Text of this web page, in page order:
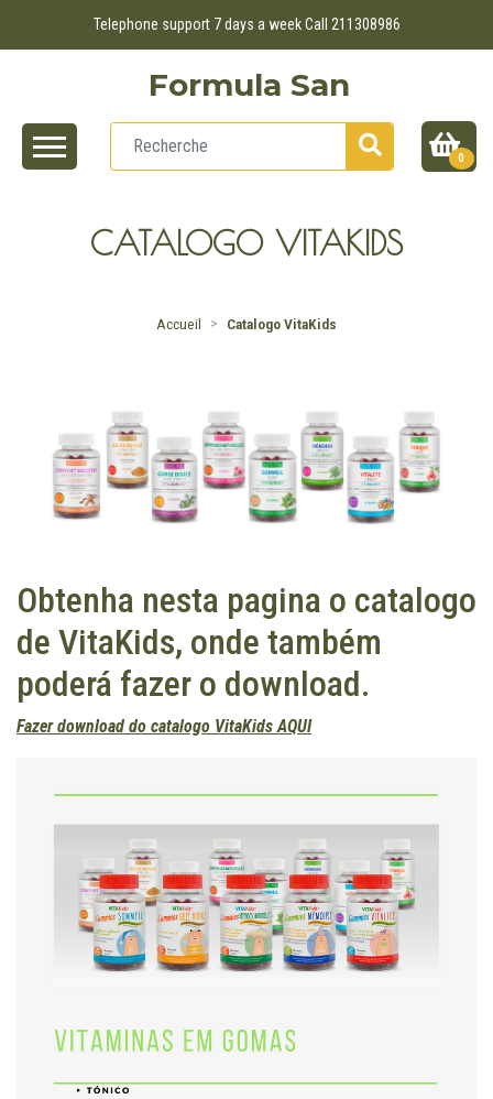
Telephone support 7 days a week Call 211308986
Formula San
0
CATALOGO VITAKIDS
Accueil Catalogo VitaKids
Obtenha nesta pagina o catalogo
de VitaKids, onde também
poderá fazer o download.
Fazer download do catalogo VitaKids AQUI